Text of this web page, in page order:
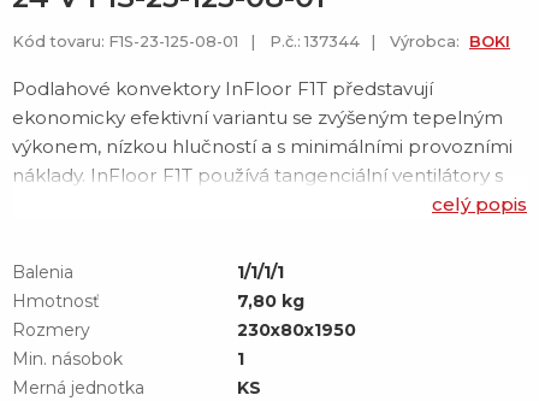
Kód tovaru: F1S-23-125-08-01 P.č.: 137344 Výrobca: BOKI
Podlahové konvektory InFloor F1T představují
ekonomicky efektivní variantu se zvýšeným tepelným
výkonem, nízkou hlučností a s minimálními provozními
náklady. InFloor F1T používá tangenciální ventilátory s
celý popis
Balenia
1/1/1/1
Hmotnosť
7,80 kg
Rozmery
230x80x1950
Min. násobok
1
Merná jednotka
KS